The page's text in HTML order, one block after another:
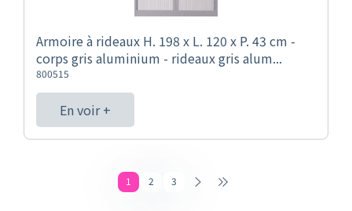
Armoire à rideaux H. 198 x L. 120 x P. 43 cm -
corps gris aluminium - rideaux gris alum...
800515
En voir +
1 2 3